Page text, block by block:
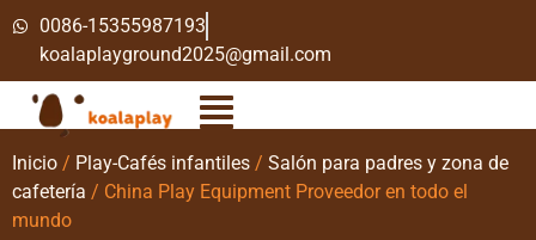
0086-15355987193
koalaplayground2025@gmail.com
Inicio / Play-Cafés infantiles / Salón para padres y zona de
cafetería / China Play Equipment Proveedor en todo el
mundo